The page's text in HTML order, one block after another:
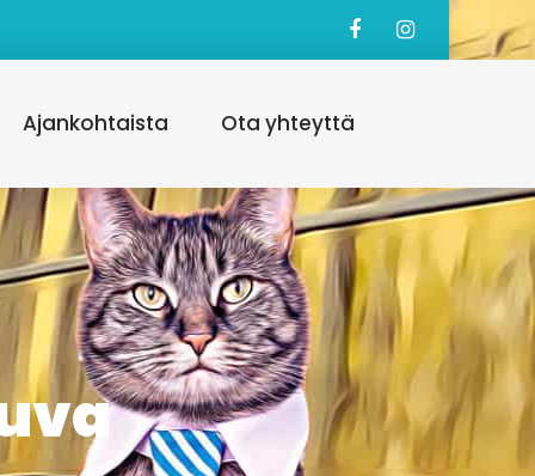
Ajankohtaista Ota yhteyttä